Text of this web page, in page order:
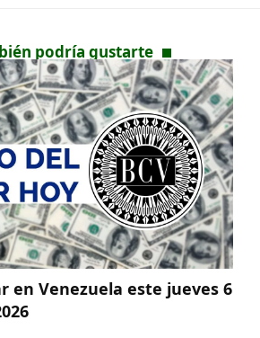
podría gustarte
en Venezuela este jueves 6